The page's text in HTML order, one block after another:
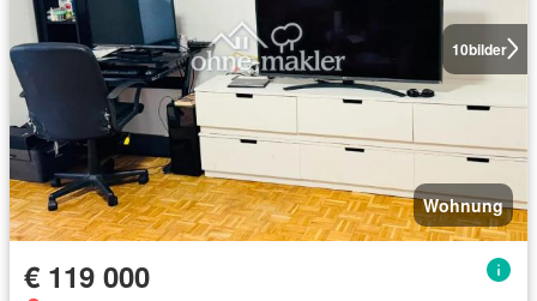
10bilder
Wohnung
€ 119 000